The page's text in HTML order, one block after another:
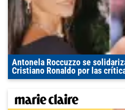
Antonela Roccuzzo se
Cristiano Ronaldo por las